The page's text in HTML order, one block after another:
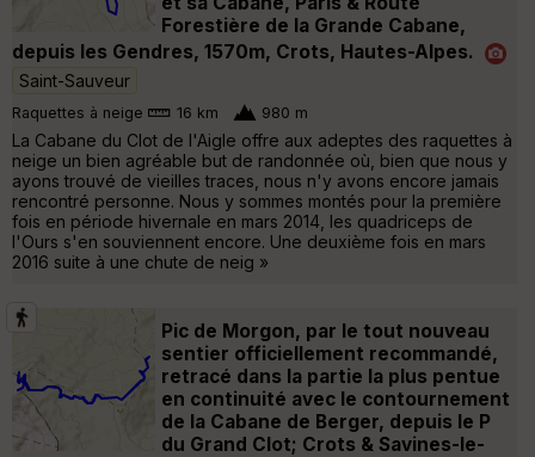
Forestière de la Grande Cabane,
depuis les Gendres, 1570m, Crots, Hautes-Alpes.
Saint-Sauveur
Raquettes à neige 16 km 980 m
La Cabane du Clot de l'Aigle offre aux adeptes des raquettes à
neige un bien agréable but de randonnée où, bien que nous y
ayons trouvé de vieilles traces, nous n'y avons encore jamais
rencontré personne. Nous y sommes montés pour la première
fois en période hivernale en mars 2014, les quadriceps de
l'Ours s'en souviennent encore. Une deuxième fois en mars
2016 suite à une chute de neig »
Pic de Morgon, par le tout nouveau
sentier officiellement recommandé,
retracé dans la partie la plus pentue
en continuité avec le contournement
de la Cabane de Berger, depuis le P
du Grand Clot; Crots & Savines-le-